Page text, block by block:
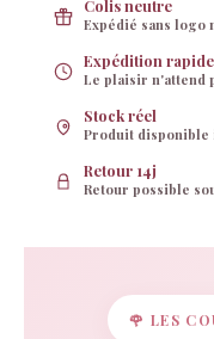
Colis neutre
Expédié sans logo
Expédition rapide
Le plaisir n'attend
Stock réel
Produit disponible
Retour 14j
Retour possible
🌹 LES